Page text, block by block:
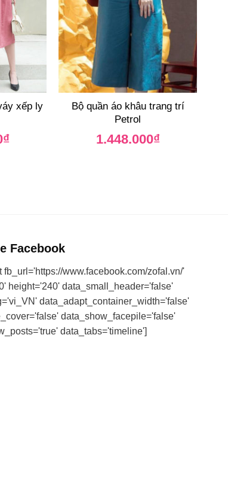
xếp ly
₫
Bộ quần áo khâu trang trí
Petrol
1.448.000₫
Facebook
fb_url='https://www.facebook.com/zofal.vn/'
height='240' data_small_header='false'
data_adapt_container_width='false'
data_show_facepile='false'
data_tabs='timeline']